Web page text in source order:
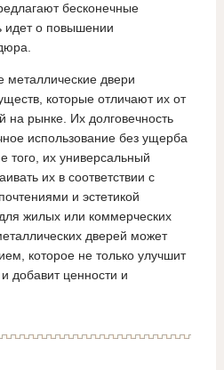
бесконечные
идет о повышении
двери
которые отличают их от
на рынке. Их долговечность
использование без ущерба
того, их универсальный
их в соответствии с
и эстетикой
жилых или коммерческих
дверей может
которое не только улучшит
добавит ценности и